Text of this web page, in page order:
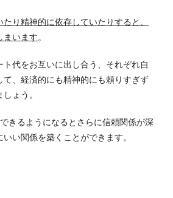
り精神的に依存していたりすると、
まいます。
ト代をお互いに出し合う、それぞれ自
て、経済的にも精神的にも頼りすぎず
ょう。
きるようになるとさらに信頼関係が深
い関係を築くことができます。